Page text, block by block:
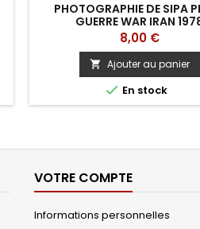
PHOTOGRAPHIE DE SIPA
GUERRE WAR IRAN
Prix
8,00 €
 Ajouter au panier
 En stock
VOTRE COMPTE
Informations personnelles